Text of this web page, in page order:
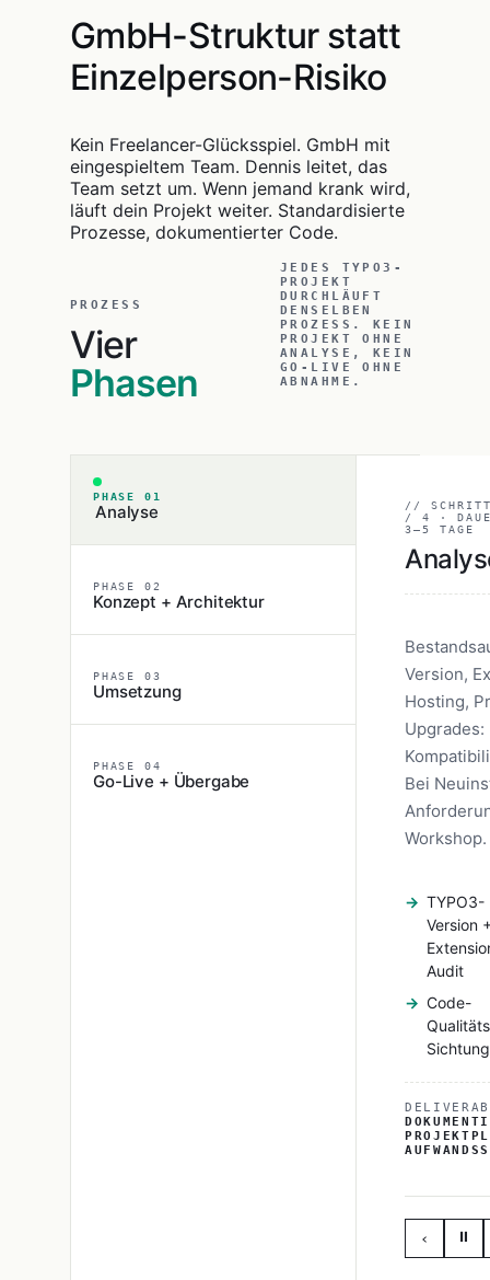
GmbH-Struktur statt
Einzelperson-Risiko
Kein Freelancer-Glücksspiel. GmbH mit
eingespieltem Team. Dennis leitet, das
Team setzt um. Wenn jemand krank wird,
läuft dein Projekt weiter. Standardisierte
Prozesse, dokumentierter Code.
PROZESS
Vier
Phasen
JEDES TYPO3-
PROJEKT
DURCHLÄUFT
DENSELBEN
PROZESS. KEIN
PROJEKT OHNE
ANALYSE, KEIN
GO-LIVE OHNE
ABNAHME.
PHASE 01
Analyse
PHASE 02
Konzept + Architektur
PHASE 03
Umsetzung
PHASE 04
Go-Live + Übergabe
//
/ 4 ·
3–5 TAGE
Version,
Hosting,
Upgrades:
Bei
Workshop.
TYPO3-
Version
Audit
Code-
Sichtung
‹ ⏸